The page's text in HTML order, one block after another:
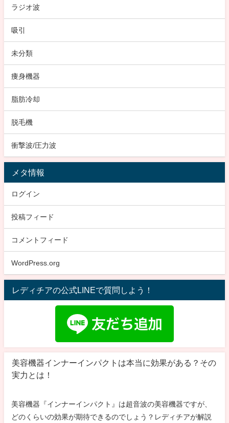
ラジオ波
吸引
未分類
痩身機器
脂肪冷却
脱毛機
衝撃波/圧力波
メタ情報
ログイン
投稿フィード
コメントフィード
WordPress.org
レディチアの公式LINEで質問しよう！
美容機器インナーインパクトは本当に効果がある？その
実力とは！
美容機器『インナーインパクト』は超音波の美容機器ですが、
どのくらいの効果が期待できるのでしょう？レディチアが解説